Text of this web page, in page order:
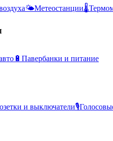
🌤️Метеостанции🌡️
🔋 Павербанки и питание
и выключатели🎙️